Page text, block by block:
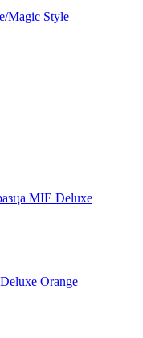
Magic Style
MIE Deluxe
Orange